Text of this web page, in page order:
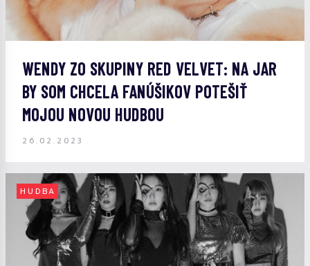
WENDY ZO SKUPINY RED VELVET: NA JAR
BY SOM CHCELA FANÚŠIKOV POTEŠIŤ
MOJOU NOVOU HUDBOU
26.02.2023
HUDBA